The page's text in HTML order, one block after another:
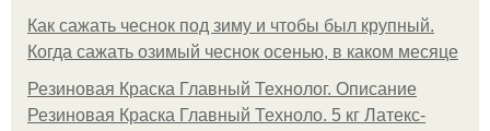
Как сажать чеснок под зиму и чтобы был крупный.
Когда сажать озимый чеснок осенью, в каком месяце
Резиновая Краска Главный Технолог. Описание
Резиновая Краска Главный Техноло. 5 кг Латекс-